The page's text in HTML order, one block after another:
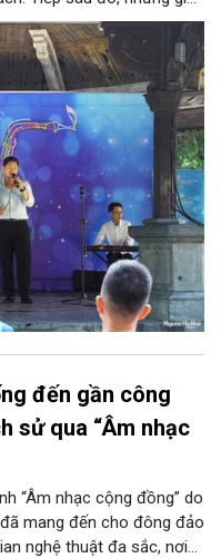
cất lên qua phần biểu
nghệ sĩ Bình Minh Jazz
giàu cảm xúc ngay giữa
đến gần công
sử qua “Âm nhạc
“Âm nhạc cộng đồng” do
mang đến cho đông đảo
nghệ thuật đa sắc, nơi